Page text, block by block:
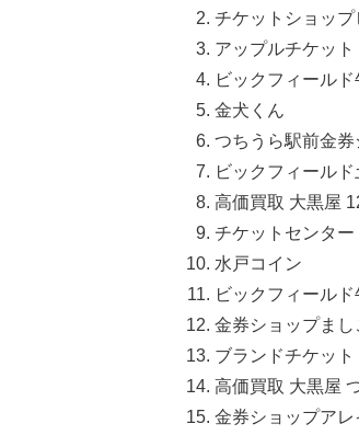
チケットショップ
アップルチケッ
ビックフィール
金犬くん
つちうら駅前金
ビックフィール
高価買取 大黒屋
チケットセンター
水戸コイン
ビックフィール
金券ショップまし
ブランドチケット
高価買取 大黒屋
金券ショップア